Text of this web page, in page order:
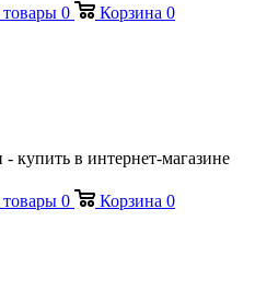
0 Корзина 0
купить в интернет-магазине
0 Корзина 0